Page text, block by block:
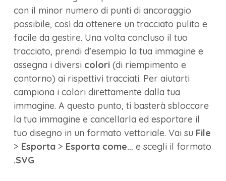
con il minor numero di punti di ancoraggio
possibile, così da ottenere un tracciato pulito e
facile da gestire. Una volta concluso il tuo
tracciato, prendi d’esempio la tua immagine e
assegna i diversi colori (di riempimento e
contorno) ai rispettivi tracciati. Per aiutarti
campiona i colori direttamente dalla tua
immagine. A questo punto, ti basterà sbloccare
la tua immagine e cancellarla ed esportare il
tuo disegno in un formato vettoriale. Vai su File
> Esporta > Esporta come… e scegli il formato
.SVG